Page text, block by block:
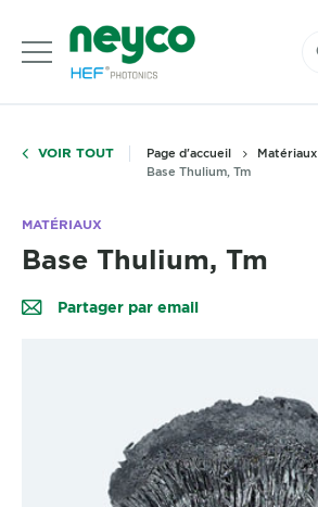
VOIR TOUT Page d'accueil Matériaux
Base Thulium, Tm
MATÉRIAUX
Base Thulium, Tm
Partager par email